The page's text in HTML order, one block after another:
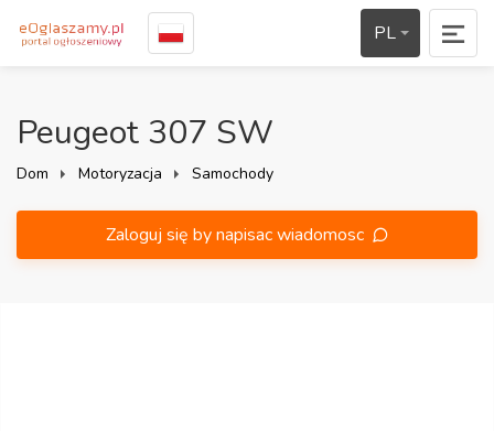
PL
Peugeot 307 SW
Dom Motoryzacja Samochody
Zaloguj się by napisac wiadomosc